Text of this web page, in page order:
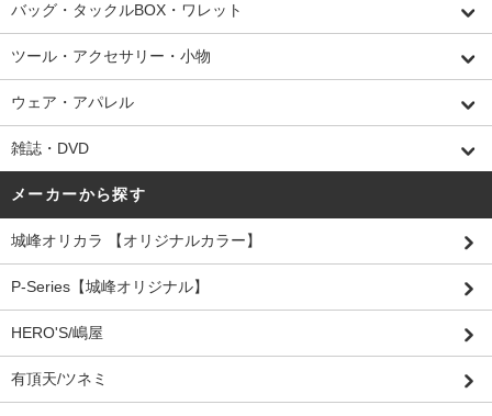
バッグ・タックルBOX・ワレット
ツール・アクセサリー・小物
ウェア・アパレル
雑誌・DVD
メーカーから探す
城峰オリカラ 【オリジナルカラー】
P-Series【城峰オリジナル】
HERO'S/嶋屋
有頂天/ツネミ